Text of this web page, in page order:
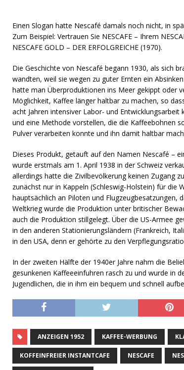
Einen Slogan hatte Nescafé damals noch nicht, in
Zum Beispiel: Vertrauen Sie NESCAFE – Ihrem
NESCAFE GOLD – DER ERFOLGREICHE (1970).
Die Geschichte von Nescafé begann 1930, als sich
wandten, weil sie wegen zu guter Ernten ein
hatte man Überproduktionen ins Meer gekippt oder
Möglichkeit, Kaffee länger haltbar zu machen, so
acht Jahren intensiver Labor- und
und eine Methode vorstellen, die die Kaffeebohnen
Pulver verarbeiten konnte und ihn damit haltbar
Dieses Produkt, getauft auf den Namen Nescafé –
wurde erstmals am 1. April 1938 in der Schweiz
allerdings hatte die Zivilbevölkerung keinen Zugang
zunächst nur in Kappeln (Schleswig-Holstein) für die
hauptsächlich an Piloten und Flugzeugbesatzungen,
Weltkrieg wurde die Produktion unter britischer
auch die Produktion stillgelegt. Über die US-Armee
in den anderen Stationierungsländern (Frankreich,
in den USA, denn er gehörte zu den
In der zweiten Hälfte der 1940er Jahre nahm die
gesunkenen Kaffeeeinfuhren rasch zu und wurde in
Jugendlichen, die in ihm ein bequem und schnell
ANZEIGEN 1952 KAFFEE-WERBUNG
KOFFEINFREIER INSTANTCAFE NESCAFE